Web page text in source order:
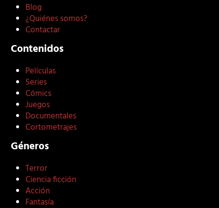
Blog
¿Quiénes somos?
Contactar
Contenidos
Películas
Series
Cómics
Juegos
Documentales
Cortometrajes
Géneros
Terror
Ciencia ficción
Acción
Fantasía